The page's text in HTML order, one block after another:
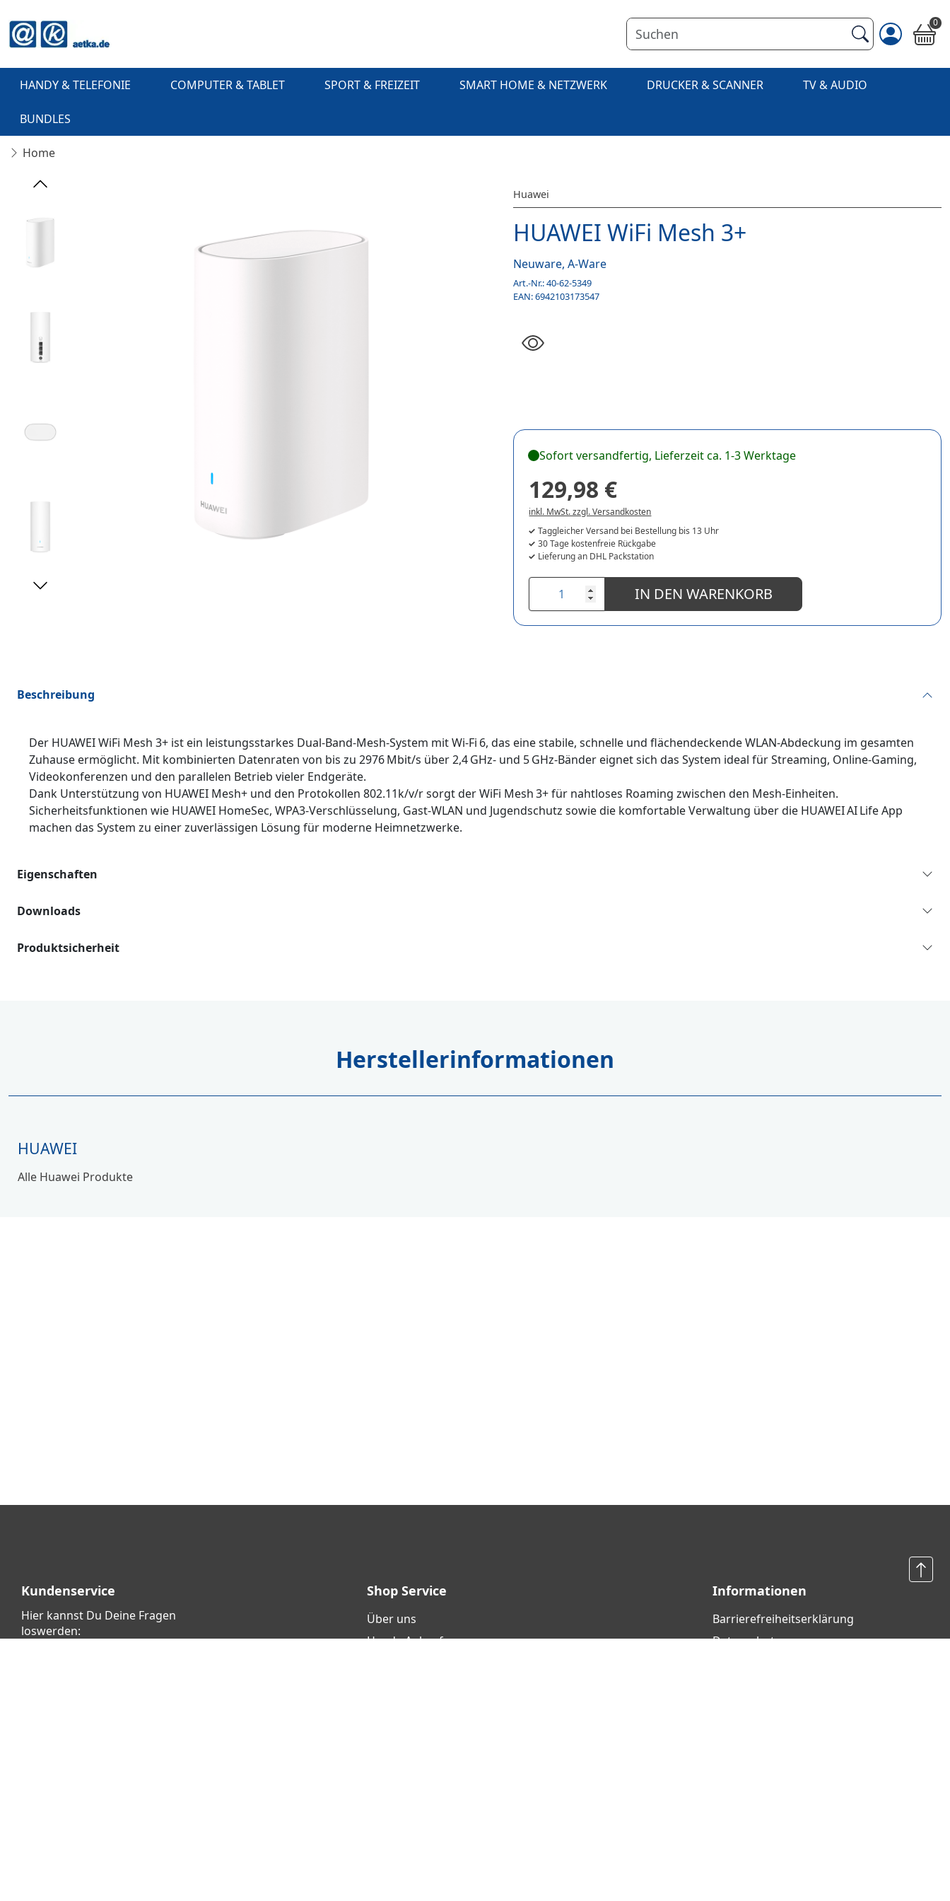
0
HANDY & TELEFONIE COMPUTER & TABLET SPORT & FREIZEIT SMART HOME & NETZWERK DRUCKER & SCANNER TV & AUDIO
BUNDLES
Home
Huawei
HUAWEI WiFi Mesh 3+
Neuware, A-Ware
Art.-Nr.:40-62-5349
EAN:6942103173547
Sofort versandfertig, Lieferzeit ca. 1-3 Werktage
129,98 €
inkl. MwSt. zzgl. Versandkosten
Taggleicher Versand bei Bestellung bis 13 Uhr
30 Tage kostenfreie Rückgabe
Lieferung an DHL Packstation
IN DEN WARENKORB
Beschreibung
Der HUAWEI WiFi Mesh 3+ ist ein leistungsstarkes Dual‑Band‑Mesh‑System mit Wi‑Fi 6, das eine stabile, schnelle und flächendeckende WLAN‑Abdeckung im gesamten
Zuhause ermöglicht. Mit kombinierten Datenraten von bis zu 2976 Mbit/s über 2,4 GHz‑ und 5 GHz‑Bänder eignet sich das System ideal für Streaming, Online‑Gaming,
Videokonferenzen und den parallelen Betrieb vieler Endgeräte.
Dank Unterstützung von HUAWEI Mesh+ und den Protokollen 802.11k/v/r sorgt der WiFi Mesh 3+ für nahtloses Roaming zwischen den Mesh‑Einheiten.
Sicherheitsfunktionen wie HUAWEI HomeSec, WPA3‑Verschlüsselung, Gast‑WLAN und Jugendschutz sowie die komfortable Verwaltung über die HUAWEI AI Life App
machen das System zu einer zuverlässigen Lösung für moderne Heimnetzwerke.
Eigenschaften
Downloads
Produktsicherheit
Herstellerinformationen
HUAWEI
Alle Huawei Produkte
Kundenservice
Hier kannst Du Deine Fragen
loswerden:
Shop Service
Über uns
Handy-Ankauf
Informationen
Barrierefreiheits­erklärung
Datenschutz